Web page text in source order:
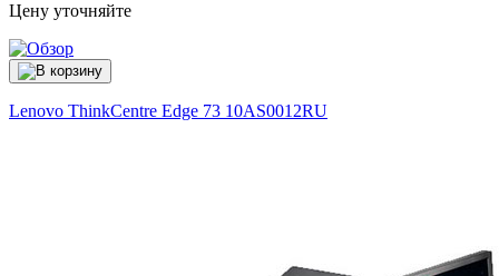
Цену уточняйте
Lenovo ThinkCentre Edge 73 10AS0012RU